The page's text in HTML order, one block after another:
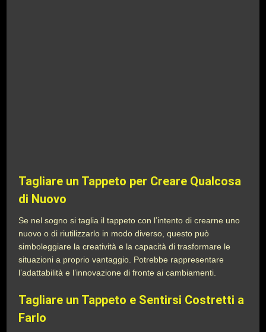
Tagliare un Tappeto per Creare Qualcosa
di Nuovo
Se nel sogno si taglia il tappeto con l’intento di crearne uno
nuovo o di riutilizzarlo in modo diverso, questo può
simboleggiare la creatività e la capacità di trasformare le
situazioni a proprio vantaggio. Potrebbe rappresentare
l’adattabilità e l’innovazione di fronte ai cambiamenti.
Tagliare un Tappeto e Sentirsi Costretti a
Farlo